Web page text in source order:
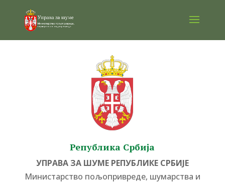
Република Србија
УПРАВА ЗА ШУМЕ РЕПУБЛИКЕ СРБИЈЕ
Министарство пољопривреде, шумарства и